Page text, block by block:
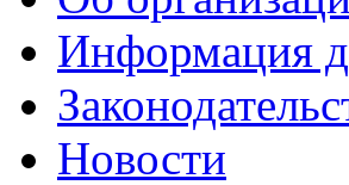
Информация
Новости